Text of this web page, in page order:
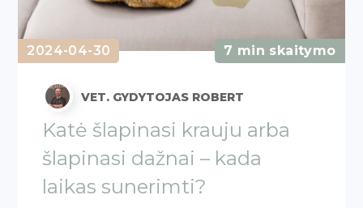
2024-04-30 7 min skaitymo
VET. GYDYTOJAS ROBERT
Katė šlapinasi krauju arba
šlapinasi dažnai – kada
laikas sunerimti?